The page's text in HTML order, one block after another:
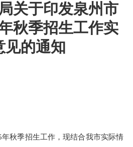
关于印发泉州市
秋季招生工作实
见的通知
秋季招生工作，现结合我市实际情